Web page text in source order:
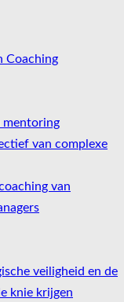
Coaching
mentoring
van complexe
van
veiligheid en de
knie krijgen